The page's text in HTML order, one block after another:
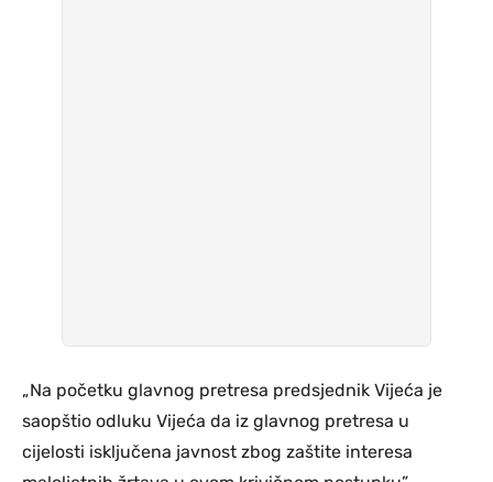
„Na početku glavnog pretresa predsjednik Vijeća je
saopštio odluku Vijeća da iz glavnog pretresa u
cijelosti isključena javnost zbog zaštite interesa